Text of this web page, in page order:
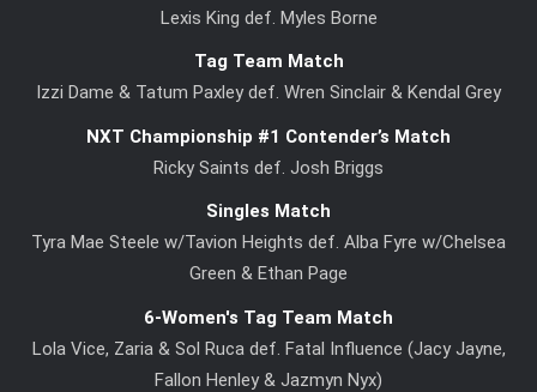
Lexis King def. Myles Borne
Tag Team Match
Izzi Dame & Tatum Paxley def. Wren Sinclair & Kendal Grey
NXT Championship #1 Contender’s Match
Ricky Saints def. Josh Briggs
Singles Match
Tyra Mae Steele w/Tavion Heights def. Alba Fyre w/Chelsea
Green & Ethan Page
6-Women's Tag Team Match
Lola Vice, Zaria & Sol Ruca def. Fatal Influence (Jacy Jayne,
Fallon Henley & Jazmyn Nyx)